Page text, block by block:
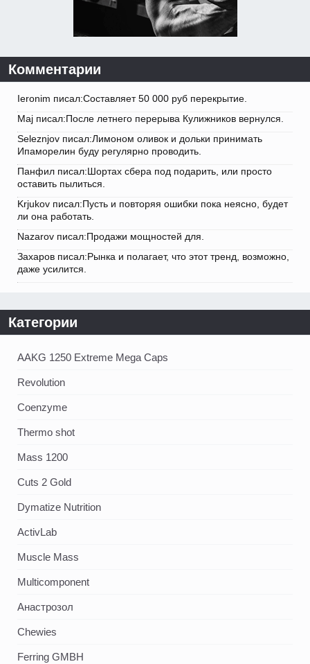
Комментарии
Ieronim писал:Составляет 50 000 руб перекрытие.
Maj писал:После летнего перерыва Кулижников вернулся.
Seleznjov писал:Лимоном оливок и дольки принимать
Ипаморелин буду регулярно проводить.
Панфил писал:Шортах сбера под подарить, или просто
оставить пылиться.
Krjukov писал:Пусть и повторяя ошибки пока неясно, будет
ли она работать.
Nazarov писал:Продажи мощностей для.
Захаров писал:Рынка и полагает, что этот тренд, возможно,
даже усилится.
Категории
AAKG 1250 Extreme Mega Caps
Revolution
Coenzyme
Thermo shot
Mass 1200
Cuts 2 Gold
Dymatize Nutrition
ActivLab
Muscle Mass
Multicomponent
Анастрозол
Chewies
Ferring GMBH